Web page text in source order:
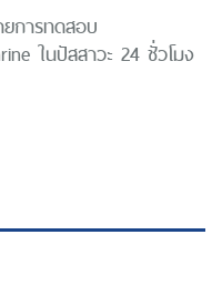
ยการทดสอบ
ในปัสสาวะ 24 ชั่วโมง